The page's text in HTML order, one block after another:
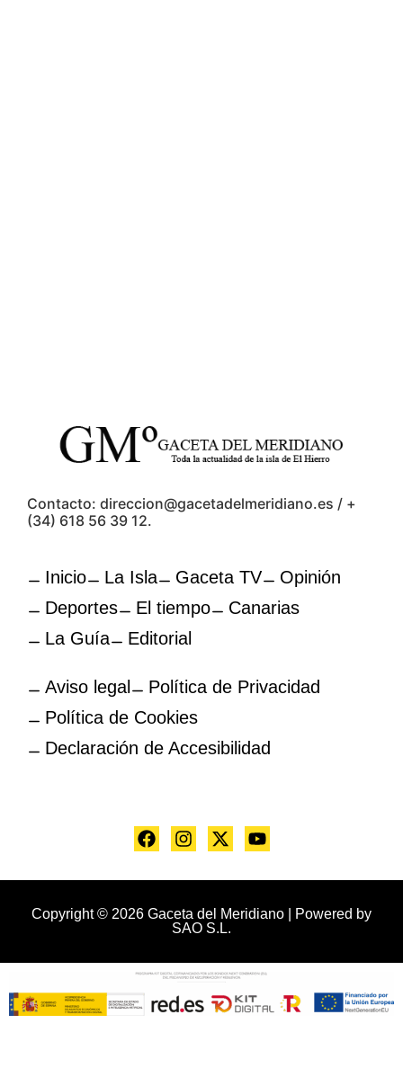
Contacto: direccion@gacetadelmeridiano.es / +
(34) 618 56 39 12.
Inicio La Isla Gaceta TV
Opinión
Deportes
El tiempo
Canarias
La Guía
Editorial
Aviso legal
Política de Privacidad
Política de Cookies
Declaración de Accesibilidad
Copyright © 2026 Gaceta del Meridiano | Powered by
SAO S.L.